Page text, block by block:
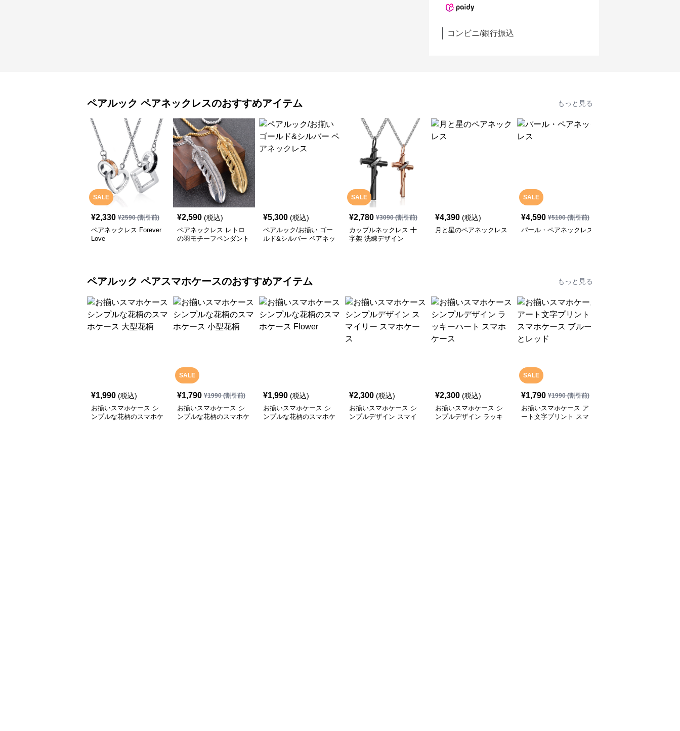
コンビニ/銀行振込
ペアルック ペアネックレスのおすすめアイテム もっと見る
SALE
¥2,330 ¥2590(割引前)
ペアネックレス Forever
Love
¥2,590 (税込)
ペアネックレス レトロ
の羽モチーフペンダント
¥5,300 (税込)
ペアルック/お揃い ゴー
ルド&シルバー ペアネッ
SALE
¥2,780 ¥3090(割引前)
カップルネックレス 十
字架 洗練デザイン
¥4,390 (税込)
月と星のペアネックレス
SALE
¥4,590 ¥5100(割引前)
パール・ペアネックレス
ペアルック ペアスマホケースのおすすめアイテム もっと見る
¥1,990 (税込)
お揃いスマホケース シ
ンプルな花柄のスマホケ
SALE
¥1,790 ¥1990(割引前)
お揃いスマホケース シ
ンプルな花柄のスマホケ
¥1,990 (税込)
お揃いスマホケース シ
ンプルな花柄のスマホケ
¥2,300 (税込)
お揃いスマホケース シ
ンプルデザイン スマイ
¥2,300 (税込)
お揃いスマホケース シ
ンプルデザイン ラッキ
SALE
¥1,790 ¥1990(割引前)
お揃いスマホケース ア
ート文字プリント スマ